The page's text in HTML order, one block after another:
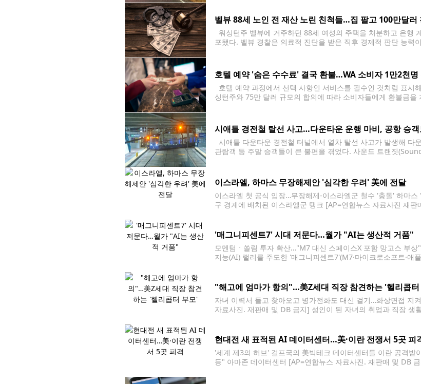
벨뷰 88세 노인 전 재산 노린 친척들…집 팔고 100만달러
워싱턴주 벨뷰에 거주하던 88세 여성의 주택을 처분하고 은행
포됐다. 벨뷰 경찰은 의료적 진단을 받은 직후 경제적 판단 능력
호텔 예약 '숨은 수수료' 결국 환불…WA 소비자 1만2천명
호텔 예약 과정에서 선택 사항인 서비스를 필수인 것처럼 표시
싱턴주와 75만 달러 규모의 합의에 따라 소비자들에게 환불금
시애틀 경전철 탈선 사고…다운타운 운행 마비, 공항 승
시애틀 다운타운 경전철 터널에서 열차 탈선 사고가 발생해 다
관람객 등 주말 승객들이 큰 불편을 겪었다. 사운드 트랜짓
이스라엘, 하마스 무장해제안 '심각한 우려' 美에 전달
이스라엘 첫 공식 입장…무장해제-이스라엘군 철수 '충돌' 하마
구 경계에 배치된 이스라엘군 탱크 [AP=연합뉴스 자료사진 재
'매그니피센트7' 시대 저문다…월가 "AI는 생산적 거품"
모멘텀ㆍ쏠림 투자 확산…"M7 대신 스페이스X 포함 망고스 부
지능(AI) 랠리를 주도한 '매그니피센트7'(M7·마이크로소프트·애
"해고에 엄마가 항의"…美Z세대 직장 참견하는 '헬리콥
자녀 이력서 들고 찾아오고 병가전화도 대신 걸기…화상면접 지
자료사진. 재판매 및 DB 금지] 성인이 된 자녀의 취업과 직장 생
현대전 새 표적된 AI 데이터센터…美·이란 전쟁서 5곳 피
'세계 제3의 허브' 걸프국의 美빅테크 데이터센터들 이란 공격
등" 아마존 데이터센터 [AP=연합뉴스 자료사진. 재판매 및 DB